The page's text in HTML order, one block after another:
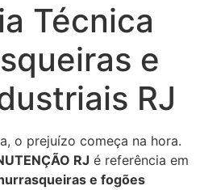
Técnica
e
RJ
o prejuízo começa na hora.
RJ é referência em
e fogões